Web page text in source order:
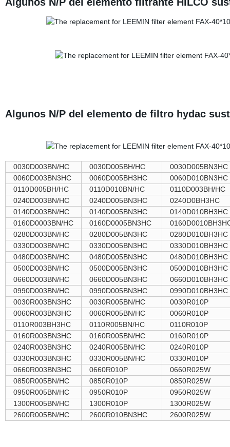
Algunos N/P del elemento de filtro hydac
0030D003BN/HC 0030D005BH/HC
0030D005BN3HC
0060D003BN3HC
0060D005BH3HC
0060D010BN3HC
0110D005BH/HC
0110D010BN/HC
0110D003BH/HC
0240D003BN/HC
0240D005BN3HC
0240D0BH3HC
0140D003BN/HC
0140D005BN3HC
0140D010BH3HC
0160D0003BN/HC
0160D0005BN3HC
0280D003BN/HC
0280D005BN3HC
0280D010BH3HC
0330D003BN/HC
0330D005BN3HC
0330D010BH3HC
0480D003BN/HC
0480D005BN3HC
0480D010BH3HC
0500D003BN/HC
0500D005BN3HC
0500D010BH3HC
0660D003BN/HC
0660D005BN3HC
0660D010BH3HC
0990D003BN/HC
0990D005BN3HC
0990D010BH3HC
0030R003BN3HC
0030R005BN/HC
0030R010P
0060R003BN3HC
0060R005BN/HC
0060R010P
0110R003BH3HC
0110R005BN/HC
0110R010P
0160R003BN3HC
0160R005BN/HC
0160R010P
0240R003BN3HC
0240R005BN/HC
0240R010P
0330R003BN3HC
0330R005BN/HC
0330R010P
0660R003BN3HC
0660R010P
0660R025W
0850R005BN/HC
0850R010P
0850R025W
0950R005BN/HC
0950R010P
0950R025W
1300R005BN/HC
1300R010P
1300R025W
2600R005BN/HC
2600R010BN3HC 2600R025W